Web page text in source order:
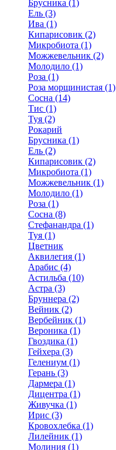
Брусника (1)
Ель (3)
Ива (1)
Кипарисовик (2)
Микробиота (1)
Можжевельник (2)
Молодило (1)
Роза (1)
Роза морщинистая (1)
Сосна (14)
Тис (1)
Туя (2)
Рокарий
Брусника (1)
Ель (2)
Кипарисовик (2)
Микробиота (1)
Можжевельник (1)
Молодило (1)
Роза (1)
Сосна (8)
Стефанандра (1)
Туя (1)
Цветник
Аквилегия (1)
Арабис (4)
Астильба (10)
Астра (3)
Бруннера (2)
Вейник (2)
Вербейник (1)
Вероника (1)
Гвоздика (1)
Гейхера (3)
Гелениум (1)
Герань (3)
Дармера (1)
Дицентра (1)
Живучка (1)
Ирис (3)
Кровохлебка (1)
Лилейник (1)
Молиния (1)